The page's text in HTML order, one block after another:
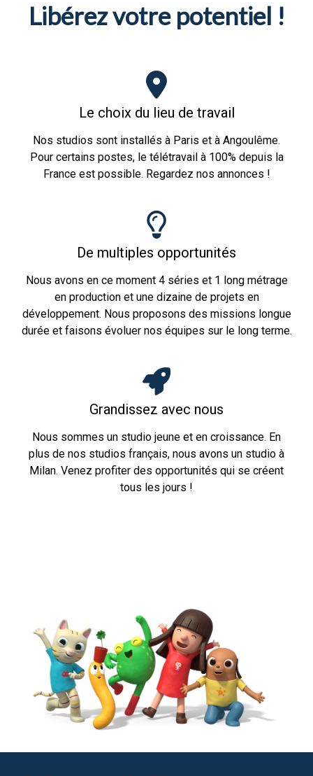
Libérez votre potentiel !
Le choix du lieu de travail
Nos studios sont installés à Paris et à Angoulême.
Pour certains postes, le télétravail à 100% depuis la
France est possible. Regardez nos annonces !
De multiples opportunités
Nous avons en ce moment 4 séries et 1 long métrage
en production et une dizaine de projets en
développement. Nous proposons des missions longue
durée et faisons évoluer nos équipes sur le long terme.
Grandissez avec nous
Nous sommes un studio jeune et en croissance. En
plus de nos studios français, nous avons un studio à
Milan. Venez profiter des opportunités qui se créent
tous les jours !